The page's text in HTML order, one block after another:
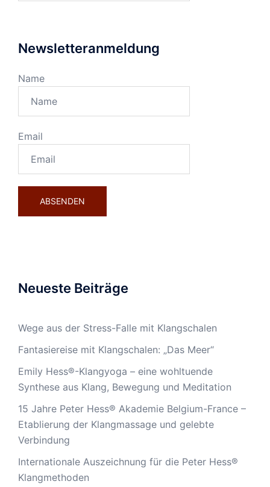
Newsletteranmeldung
Name
Email
Neueste Beiträge
Wege aus der Stress-Falle mit Klangschalen
Fantasiereise mit Klangschalen: „Das Meer“
Emily Hess®-Klangyoga – eine wohltuende
Synthese aus Klang, Bewegung und Meditation
15 Jahre Peter Hess® Akademie Belgium-France –
Etablierung der Klangmassage und gelebte
Verbindung
Internationale Auszeichnung für die Peter Hess®
Klangmethoden